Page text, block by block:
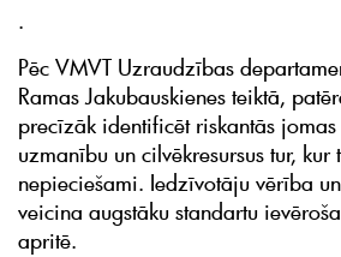
.
Pēc VMVT Uzraudzības
Ramas Jakubauskienes teiktā,
precīzāk identificēt riskantās
uzmanību un cilvēkresursus tur,
nepieciešami. Iedzīvotāju vērība
veicina augstāku standartu
apritē.